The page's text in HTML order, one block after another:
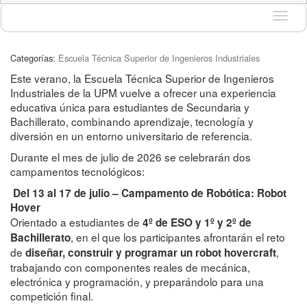
Idioma
Categorías: Escuela Técnica Superior de Ingenieros Industriales
Este verano, la Escuela Técnica Superior de Ingenieros
Industriales de la UPM vuelve a ofrecer una experiencia
educativa única para estudiantes de Secundaria y
Bachillerato, combinando aprendizaje, tecnología y
diversión en un entorno universitario de referencia.
Durante el mes de julio de 2026 se celebrarán dos
campamentos tecnológicos:
Del 13 al 17 de julio – Campamento de Robótica: Robot
Hover
Orientado a estudiantes de 4º de ESO y 1º y 2º de
Bachillerato, en el que los participantes afrontarán el reto
de diseñar, construir y programar un robot hovercraft,
trabajando con componentes reales de mecánica,
electrónica y programación, y preparándolo para una
competición final.